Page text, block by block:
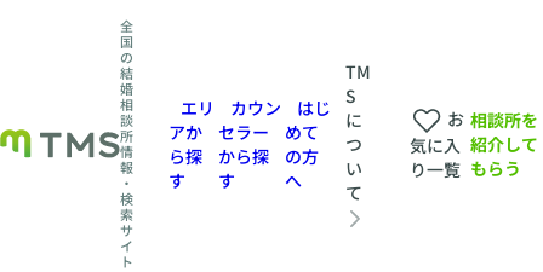
全
国
の
結
婚
相
談
所
情
報
・
検
索
サ
イ
ト
エリ
アか
ら探
す
カウン
セラー
から探
す
はじ
めて
の方
へ
TM
S
に
つ
い
て
お
気に入
り一覧
相談所を
紹介して
もらう